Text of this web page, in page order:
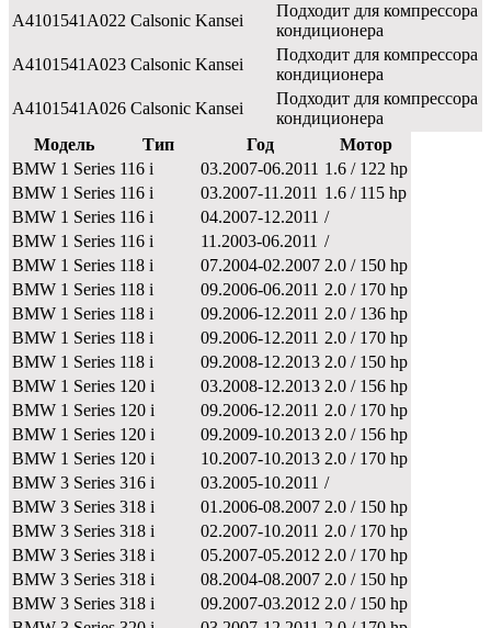
A4101541A022 Calsonic Kansei
Подходит для компрессора
кондиционера
A4101541A023 Calsonic Kansei
Подходит для компрессора
кондиционера
A4101541A026 Calsonic Kansei
Подходит для компрессора
кондиционера
Модель
Тип Год
Мотор
BMW 1 Series 116 i 03.2007-06.2011 1.6 / 122 hp
BMW 1 Series 116 i 03.2007-11.2011 1.6 / 115 hp
BMW 1 Series 116 i 04.2007-12.2011 /
BMW 1 Series 116 i 11.2003-06.2011 /
BMW 1 Series 118 i 07.2004-02.2007 2.0 / 150 hp
BMW 1 Series 118 i 09.2006-06.2011 2.0 / 170 hp
BMW 1 Series 118 i 09.2006-12.2011 2.0 / 136 hp
BMW 1 Series 118 i 09.2006-12.2011 2.0 / 170 hp
BMW 1 Series 118 i 09.2008-12.2013 2.0 / 150 hp
BMW 1 Series 120 i 03.2008-12.2013 2.0 / 156 hp
BMW 1 Series 120 i 09.2006-12.2011 2.0 / 170 hp
BMW 1 Series 120 i 09.2009-10.2013 2.0 / 156 hp
BMW 1 Series 120 i 10.2007-10.2013 2.0 / 170 hp
BMW 3 Series 316 i 03.2005-10.2011 /
BMW 3 Series 318 i 01.2006-08.2007 2.0 / 150 hp
BMW 3 Series 318 i 02.2007-10.2011 2.0 / 170 hp
BMW 3 Series 318 i 05.2007-05.2012 2.0 / 170 hp
BMW 3 Series 318 i 08.2004-08.2007 2.0 / 150 hp
BMW 3 Series 318 i 09.2007-03.2012 2.0 / 150 hp